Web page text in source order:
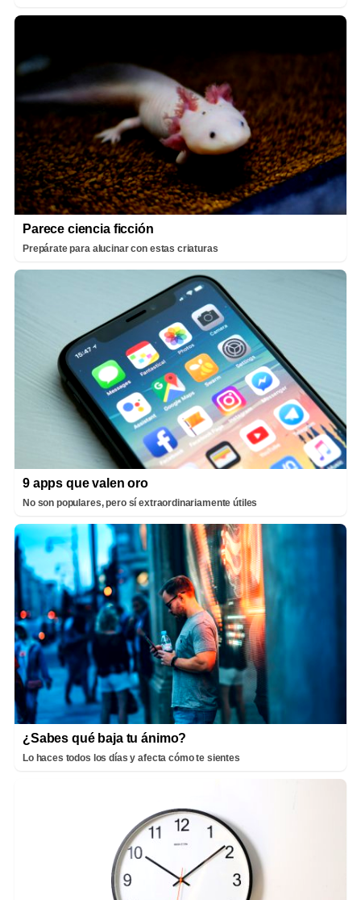
Parece ciencia ficción
Prepárate para alucinar con estas criaturas
9 apps que valen oro
No son populares, pero sí extraordinariamente útiles
¿Sabes qué baja tu ánimo?
Lo haces todos los días y afecta cómo te sientes